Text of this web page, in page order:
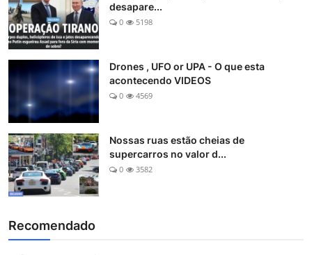
desapare...
0 5198
Drones , UFO or UPA - O que esta
acontecendo VIDEOS
0 4569
Nossas ruas estão cheias de
supercarros no valor d...
0 3582
Recomendado